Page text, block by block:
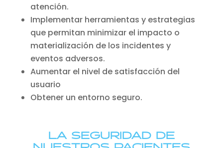
atención.
Implementar herramientas y estrategias
que permitan minimizar el impacto o
materialización de los incidentes y
eventos adversos.
Aumentar el nivel de satisfacción del
usuario
Obtener un entorno seguro.
LA SEGURIDAD DE
NUESTROS PACIENTES